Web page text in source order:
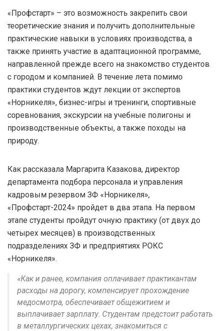
«Профстарт» – это возможность закрепить свои
теоретические знания и получить дополнительные
практические навыки в условиях производства, а
также принять участие в адаптационной программе,
направленной прежде всего на знакомство студентов
с городом и компанией. В течение лета помимо
практики студентов ждут лекции от экспертов
«Норникеля», бизнес-игры и тренинги, спортивные
соревнования, экскурсии на учебные полигоны и
производственные объекты, а также походы на
природу.
Как рассказала Маргарита Казакова, директор
департамента подбора персонала и управления
кадровым резервом ЗФ «Норникеля»,
«Профстарт-2024» пройдет в два этапа. На первом
этапе студенты пройдут очную практику (от двух до
четырех месяцев) в производственных
подразделениях ЗФ и предприятиях РОКС
«Норникеля».
«Как и ранее, компания оплачивает практикантам
расходы на дорогу, компенсирует прохождение
медосмотра, обеспечивает общежитием и
выплачивает зарплату. Студентам предстоит работать
в металлургических цехах, знакомиться с